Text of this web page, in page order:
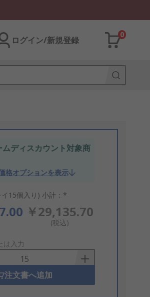
ログイン/新規登録
0
ディスカウント対象商
格オプションを表示
イ15個入り) 小計：*
￥29,135.70
(税込)
は入力
注文書へ追加